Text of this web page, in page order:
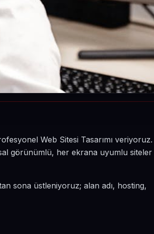
Web Sitesi Tasarımı veriyoruz.
görünümlü, her ekrana uyumlu siteler
sona üstleniyoruz; alan adı, hosting,